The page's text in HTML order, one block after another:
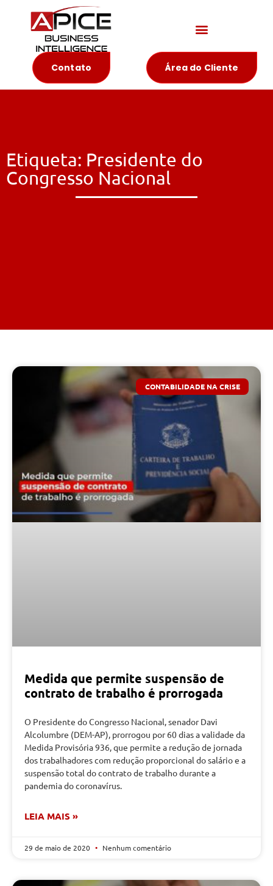
Contato Área do Cliente
Etiqueta: Presidente do
Congresso Nacional
CONTABILIDADE NA CRISE
Medida que permite suspensão de
contrato de trabalho é prorrogada
O Presidente do Congresso Nacional, senador Davi
Alcolumbre (DEM-AP), prorrogou por 60 dias a validade da
Medida Provisória 936, que permite a redução de jornada
dos trabalhadores com redução proporcional do salário e a
suspensão total do contrato de trabalho durante a
pandemia do coronavírus.
LEIA MAIS »
29 de maio de 2020 Nenhum comentário